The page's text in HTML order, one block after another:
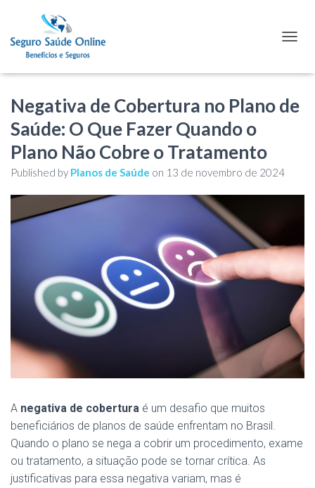
Negativa de Cobertura no Plano de
Saúde: O Que Fazer Quando o
Plano Não Cobre o Tratamento
Published by Planos de Saúde on 13 de novembro de 2024
A negativa de cobertura é um desafio que muitos
beneficiários de planos de saúde enfrentam no Brasil.
Quando o plano se nega a cobrir um procedimento, exame
ou tratamento, a situação pode se tornar crítica. As
justificativas para essa negativa variam, mas é